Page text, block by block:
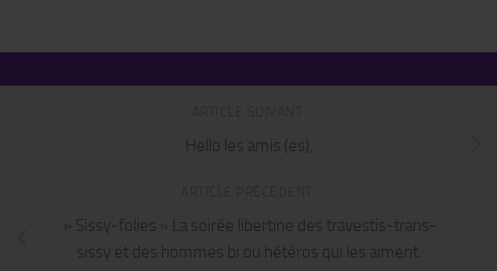
Hello les amis (es),
» Sissy-folies » La soirée libertine des travestis-trans-
sissy et des hommes bi ou hétéros qui les aiment.